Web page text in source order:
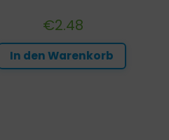
€2.48
In den Warenkorb